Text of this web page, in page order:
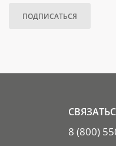
ПОДПИСАТЬСЯ
8 (800)